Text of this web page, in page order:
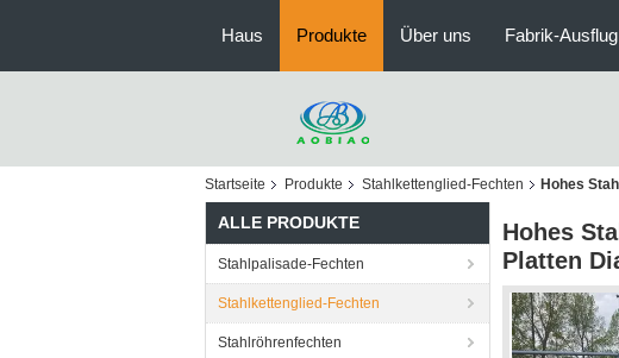
Haus Produkte Über uns Fabrik-Ausflug
Startseite Produkte Stahlkettenglied-Fechten Hohes
ALLE PRODUKTE
Stahlpalisade-Fechten
Stahlkettenglied-Fechten
Stahlröhrenfechten
Hohes
Platten